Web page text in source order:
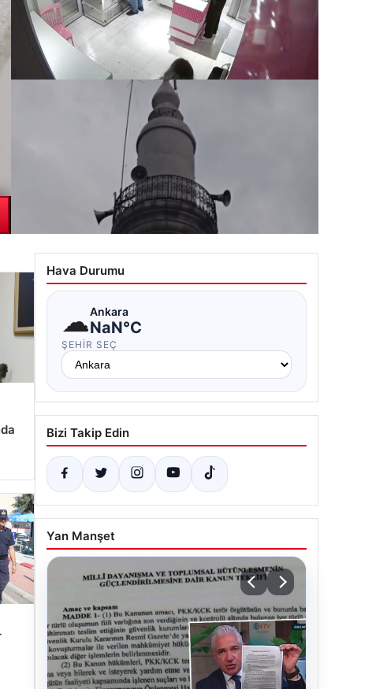
Önce el salladı sonra kurşun yağdırdı. Bir kişi hayatını
Ankara’da kuvvetli sağanak. Yıldırım düştü, elektrik
sistemi devre dışı kaldı
25.07.2026 11:48
Hava Durumu
☁Ankara
NaN°C
ŞEHIR SEÇ
Bizi Takip Edin
Yan Manşet